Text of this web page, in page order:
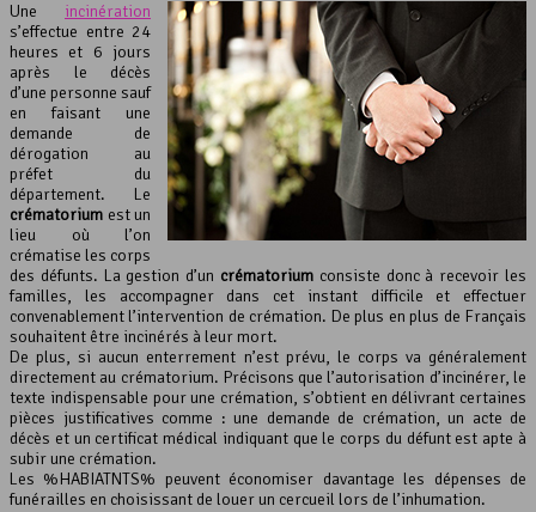
Une incinération
s’effectue entre 24
heures et 6 jours
après le décès
d’une personne sauf
en faisant une
demande de
dérogation au
préfet du
département. Le
crématorium est un
lieu où l’on
crématise les corps
des défunts. La gestion d’un crématorium consiste donc à recevoir les
familles, les accompagner dans cet instant difficile et effectuer
convenablement l’intervention de crémation. De plus en plus de Français
souhaitent être incinérés à leur mort.
De plus, si aucun enterrement n’est prévu, le corps va généralement
directement au crématorium. Précisons que l’autorisation d’incinérer, le
texte indispensable pour une crémation, s’obtient en délivrant certaines
pièces justificatives comme : une demande de crémation, un acte de
décès et un certificat médical indiquant que le corps du défunt est apte à
subir une crémation.
Les %HABIATNTS% peuvent économiser davantage les dépenses de
funérailles en choisissant de louer un cercueil lors de l’inhumation.